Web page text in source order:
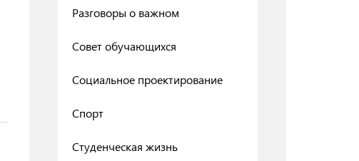
Разговоры о важном
Совет обучающихся
Социальное проектирование
Спорт
Студенческая жизнь